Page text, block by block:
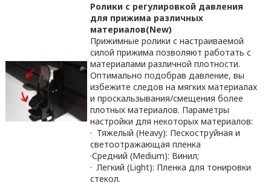
Ролики с регулировкой давления
для прижима различных
материалов(New)
Прижимные ролики с настраиваемой
силой прижима позволяют работать с
материалами различной плотности.
Оптимально подобрав давление, вы
избежите следов на мягких материалах
и проскальзывания/смещения более
плотных материалов. Параметры
настройки для некоторых материалов:
· Тяжелый (Heavy): Пескоструйная и
светоотражающая пленка
·Средний (Medium): Винил;
· Легкий (Light): Пленка для тонировки
стекол.